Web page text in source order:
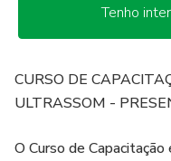
Tenho
CURSO DE
ULTRASSOM -
O Curso de